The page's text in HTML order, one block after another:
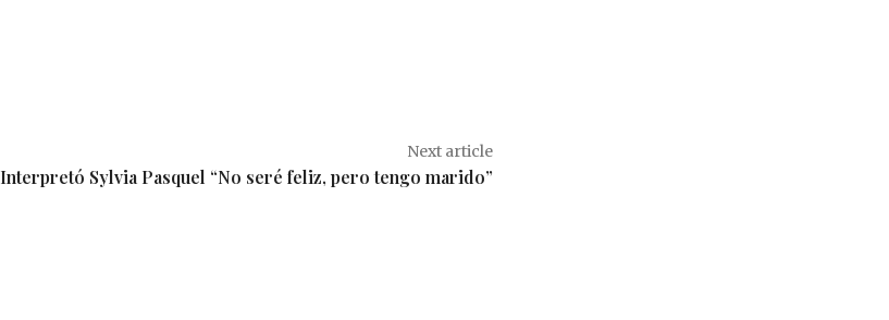
Next article
Interpretó Sylvia Pasquel “No seré feliz, pero tengo marido”